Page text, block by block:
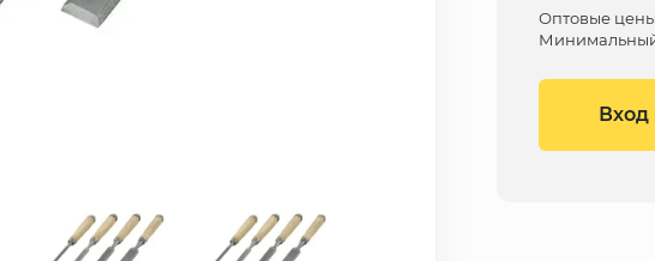
Оптовые цены
Минимальный
Вход